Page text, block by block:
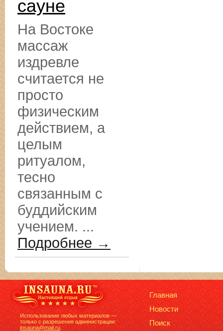
сауне
На Востоке
массаж
издревле
считается не
просто
физическим
действием, а
целым
ритуалом,
тесно
связанным с
буддийским
учением. ...
Подробнее →
Использование любых материалов —
только с разрешения администрации:
insauna@mail.ru
Главная
Новости
Поиск